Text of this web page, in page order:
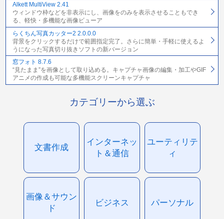
Alkett MultiView 2.41
ウィンドウ枠などを非表示にし、画像をのみを表示させることもでき
る、軽快・多機能な画像ビューア
らくちん写真カッター2 2.0.0.0
背景をクリックするだけで範囲指定完了。さらに簡単・手軽に使えるよ
うになった写真切り抜きソフトの新バージョン
窓フォト 8.7.6
“見たまま”を画像として取り込める。キャプチャ画像の編集・加工やGIF
アニメの作成も可能な多機能スクリーンキャプチャ
カテゴリーから選ぶ
文書作成
インターネッ
ト＆通信
ユーティリテ
ィ
画像＆サウン
ド
ビジネス パーソナル